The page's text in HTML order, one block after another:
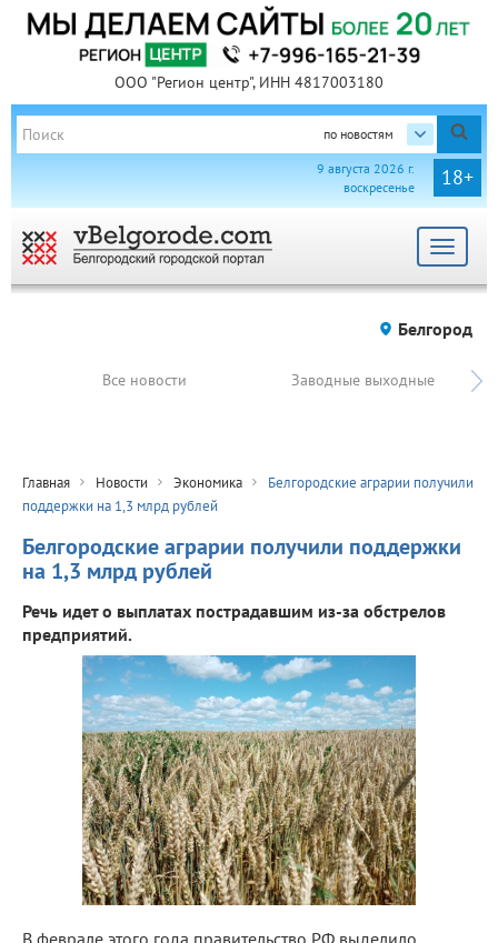
ООО "Регион центр", ИНН 4817003180
по новостям
18+
9 августа 2026 г.
воскресенье
Toggle
Белгород
Все новости Заводные выходные
Главная Новости Экономика
Белгородские аграрии получили
поддержки на 1,3 млрд рублей
Белгородские аграрии получили поддержки
на 1,3 млрд рублей
Речь идет о выплатах пострадавшим из-за обстрелов
предприятий.
В феврале этого года правительство РФ выделило